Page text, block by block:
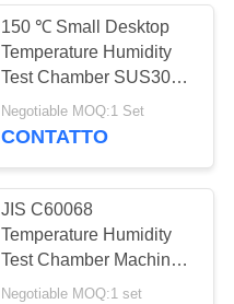
150 ℃ Small Desktop
Temperature Humidity
Test Chamber SUS304
Stainless Steel Material
Negotiable MOQ:1 Set
CONTATTO
JIS C60068
Temperature Humidity
Test Chamber Machine
For Electronic Products
Negotiable MOQ:1 set